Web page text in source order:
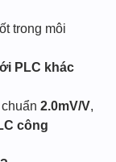
trong môi
PLC khác
2.0mV/V,
công